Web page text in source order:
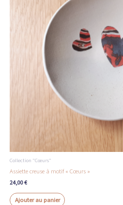
Collection "Cœurs"
Assiette creuse à motif « Cœurs »
24,00€
Ajouter au panier